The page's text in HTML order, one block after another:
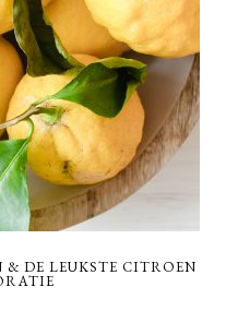
DE LEUKSTE CITROEN